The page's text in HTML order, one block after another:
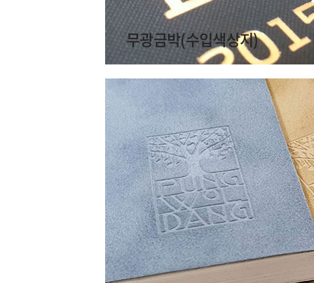
무광금박(수입색상지)